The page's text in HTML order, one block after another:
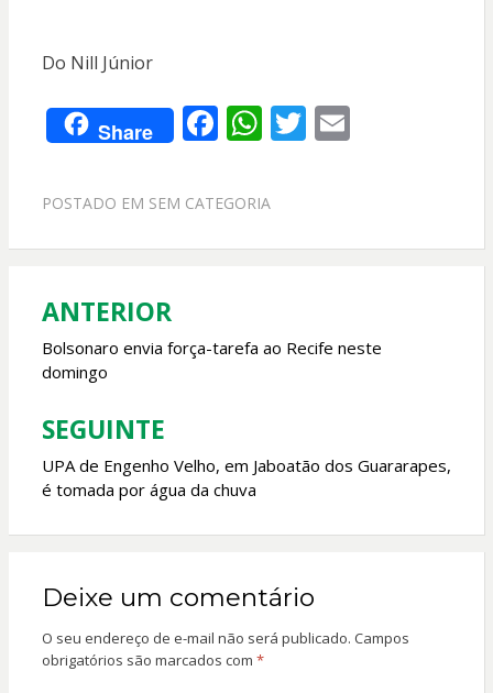
Do Nill Júnior
Share F
e
o
k
W
at
A
p
T E
POSTADO EM SEM CATEGORIA
Navegação
de
Post
ANTERIOR
Bolsonaro envia força-tarefa ao Recife neste
domingo
SEGUINTE
UPA de Engenho Velho, em Jaboatão dos Guararapes,
é tomada por água da chuva
Deixe um comentário
O seu endereço de e-mail não será publicado. Campos
obrigatórios são marcados com *